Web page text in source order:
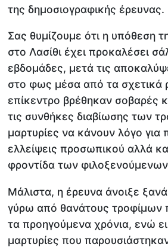
της δημοσιογραφικής έρευνας.
Σας θυμίζουμε ότι η υπόθεση
στο Λασίθι έχει προκαλέσει
εβδομάδες, μετά τις
στο φως μέσα από τα σχετικά
επίκεντρο βρέθηκαν σοβαρές
τις συνθήκες διαβίωσης των
μαρτυρίες να κάνουν λόγο για
ελλείψεις προσωπικού αλλά
φροντίδα των
Μάλιστα, η έρευνα άνοιξε
γύρω από θανάτους τροφίμων
τα προηγούμενα χρόνια, ενώ
μαρτυρίες που